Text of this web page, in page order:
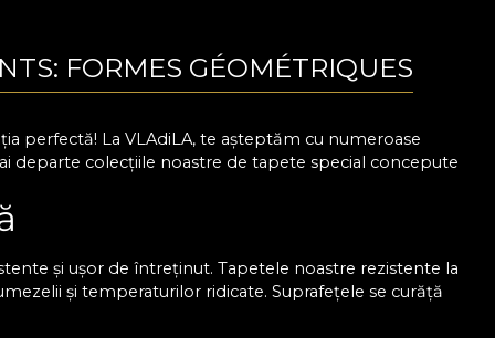
FORMES GÉOMÉTRIQUES
perfectă! La VLAdiLA, te așteptăm cu numeroase
departe colecțiile noastre de tapete special concepute
și ușor de întreținut. Tapetele noastre rezistente la
și temperaturilor ridicate. Suprafețele se curăță